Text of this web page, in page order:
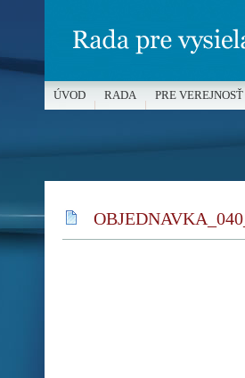
ÚVOD RADA PRE VEREJNOSŤ